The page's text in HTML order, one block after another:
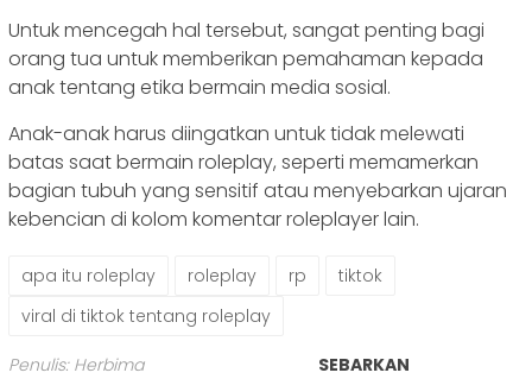
Untuk mencegah hal tersebut, sangat penting bagi
orang tua untuk memberikan pemahaman kepada
anak tentang etika bermain media sosial.
Anak-anak harus diingatkan untuk tidak melewati
batas saat bermain roleplay, seperti memamerkan
bagian tubuh yang sensitif atau menyebarkan ujaran
kebencian di kolom komentar roleplayer lain.
apa itu roleplay roleplay rp
tiktok
viral di tiktok tentang roleplay
Penulis: Herbima SEBARKAN